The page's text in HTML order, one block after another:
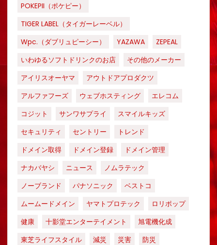
POKEPII（ポケピー）
TIGER LABEL（タイガーレーベル）
Wpc.（ダブリュピーシー）
YAZAWA
ZEPEAL
いわゆるソフトドリンクのお店
その他のメーカー
アイリスオーヤマ
アウトドアプロダクツ
アルファフーズ
ウェブホスティング
エレコム
コジット
サンワサプライ
スマイルキッズ
セキュリティ
セントリー
トレンド
ドメイン取得
ドメイン登録
ドメイン管理
ナカバヤシ
ニュース
ノムラテック
ノーブランド
パナソニック
ベストコ
ムームードメイン
ヤマトプロテック
ロリポップ
健康
十影堂エンターテイメント
旭電機化成
東芝ライフスタイル
減災 災害
防災